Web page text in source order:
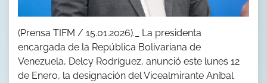
(Prensa TIFM / 15.01.2026)._ La presidenta
encargada de la República Bolivariana de
Venezuela, Delcy Rodríguez, anunció este lunes 12
de Enero, la designación del Vicealmirante Aníbal